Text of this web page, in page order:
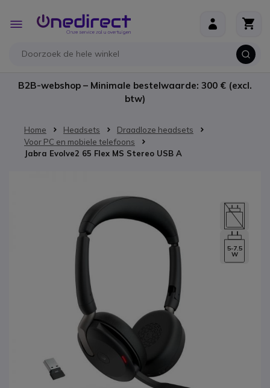
Toggle
Nav
B2B-webshop – Minimale bestelwaarde: 300 € (excl.
btw)
Home Headsets
Draadloze headsets
Voor PC en mobiele telefoons
Jabra Evolve2 65 Flex MS Stereo USB A
5-7.5
W